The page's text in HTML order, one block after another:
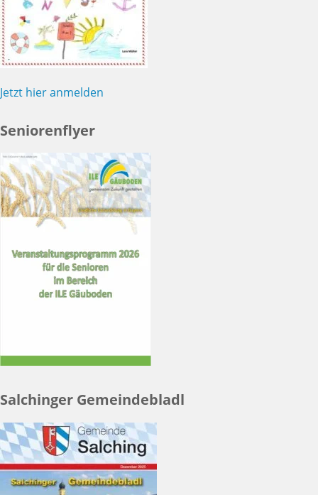
Jetzt hier anmelden
Seniorenflyer
Salchinger Gemeindebladl